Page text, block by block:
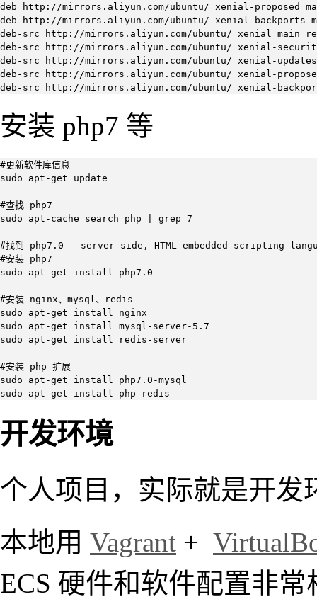
deb http://mirrors.aliyun.com/ubuntu/ xenial-proposed
deb http://mirrors.aliyun.com/ubuntu/ xenial-backports
deb-src http://mirrors.aliyun.com/ubuntu/ xenial main
deb-src http://mirrors.aliyun.com/ubuntu/ xenial-
deb-src http://mirrors.aliyun.com/ubuntu/ xenial-
deb-src http://mirrors.aliyun.com/ubuntu/ xenial-
deb-src http://mirrors.aliyun.com/ubuntu/ xenial-
安装 php7 等
#更新软件库信息
sudo apt-get update
#查找 php7
sudo apt-cache search php | grep 7
#找到 php7.0 - server-side, HTML-embedded scripting
#安装 php7
sudo apt-get install php7.0
#安装 nginx、mysql、redis
sudo apt-get install nginx
sudo apt-get install mysql-server-5.7
sudo apt-get install redis-server
#安装 php 扩展
sudo apt-get install php7.0-mysql
sudo apt-get install php-redis
开发环境
个人项目，实际就是开发
本地用 Vagrant +
ECS 硬件和软件配置非